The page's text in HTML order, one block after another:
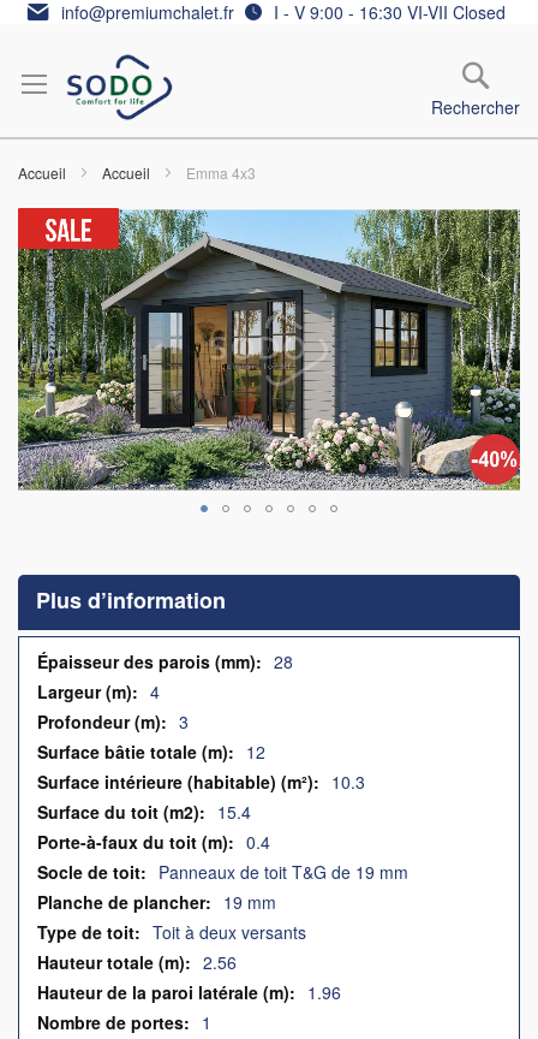
Allez info@premiumchalet.fr I - V 9:00 - 16:30 VI-VII Closed
Rechercher
Accueil Accueil Emma 4x3
Skip
to
the
end
of
the
images
gallery
the
beginning
of
the
images
gallery
Plus d’information
Plus
d’information
28
4
3
12
10.3
15.4
0.4
Panneaux de toit T&G de 19 mm
19 mm
Toit à deux versants
2.56
1.96
1